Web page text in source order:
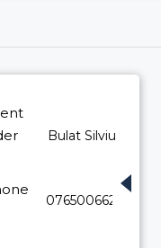
Bulat Silviu
076500662